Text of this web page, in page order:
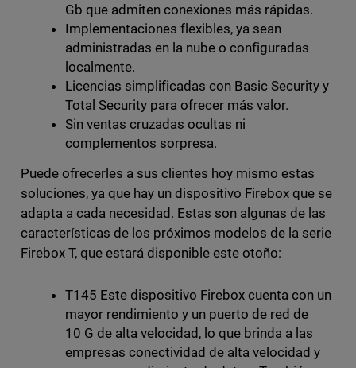
Gb que admiten conexiones más rápidas.
Implementaciones flexibles, ya sean
administradas en la nube o configuradas
localmente.
Licencias simplificadas con Basic Security y
Total Security para ofrecer más valor.
Sin ventas cruzadas ocultas ni
complementos sorpresa.
Puede ofrecerles a sus clientes hoy mismo estas
soluciones, ya que hay un dispositivo Firebox que se
adapta a cada necesidad. Estas son algunas de las
características de los próximos modelos de la serie
Firebox T, que estará disponible este otoño:
T145 Este dispositivo Firebox cuenta con un
mayor rendimiento y un puerto de red de
10 G de alta velocidad, lo que brinda a las
empresas conectividad de alta velocidad y